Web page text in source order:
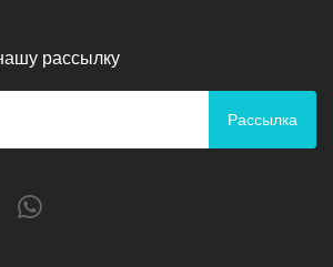
рассылку
Рассылка